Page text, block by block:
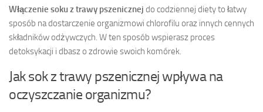
Włączenie soku z trawy pszenicznej do codziennej diety to łatwy
sposób na dostarczenie organizmowi chlorofilu oraz innych cennych
składników odżywczych. W ten sposób wspierasz proces
detoksykacji i dbasz o zdrowie swoich komórek.
Jak sok z trawy pszenicznej wpływa na
oczyszczanie organizmu?